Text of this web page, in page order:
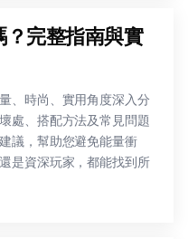
完整指南與實
、時尚、實用角度深入分
處、搭配方法及常見問題
議，幫助您避免能量衝
是資深玩家，都能找到所